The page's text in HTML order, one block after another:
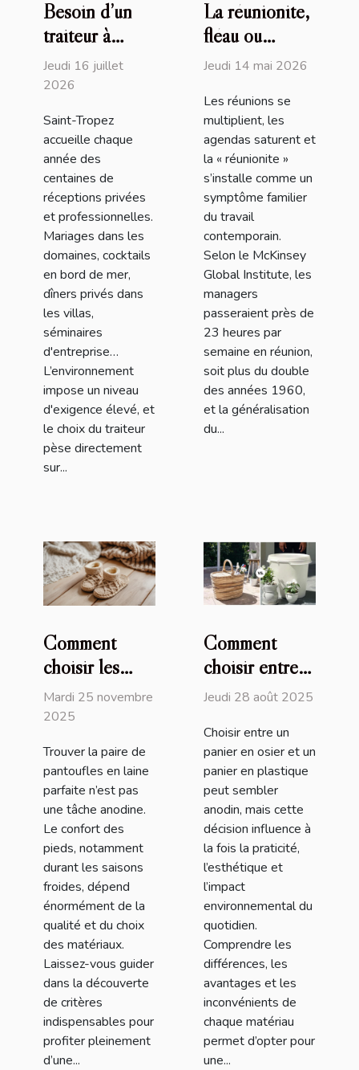
Besoin d’un
traiteur à
Saint-Tropez
(83) ? David
grand jeu !
Jeudi 16 juillet
2026
Saint-Tropez
accueille chaque
année des
centaines de
réceptions privées
et professionnelles.
Mariages dans les
domaines, cocktails
en bord de mer,
dîners privés dans
les villas,
séminaires
d'entreprise…
L’environnement
impose un niveau
d'exigence élevé, et
le choix du traiteur
pèse directement
sur...
La réunionite,
fléau ou
opportunité
leadership
moderne
Jeudi 14 mai 2026
Les réunions se
multiplient, les
agendas saturent et
la « réunionite »
s’installe comme un
symptôme familier
du travail
contemporain.
Selon le McKinsey
Global Institute, les
managers
passeraient près de
23 heures par
semaine en réunion,
soit plus du double
des années 1960,
et la généralisation
du...
Comment
choisir les
meilleures
pantoufles en
confort
optimal ?
Mardi 25 novembre
2025
Trouver la paire de
pantoufles en laine
parfaite n’est pas
une tâche anodine.
Le confort des
pieds, notamment
durant les saisons
froides, dépend
énormément de la
qualité et du choix
des matériaux.
Laissez-vous guider
dans la découverte
de critères
indispensables pour
profiter pleinement
d’une...
Comment
choisir entre
un panier en
panier en
plastique ?
Jeudi 28 août 2025
Choisir entre un
panier en osier et un
panier en plastique
peut sembler
anodin, mais cette
décision influence à
la fois la praticité,
l’esthétique et
l’impact
environnemental du
quotidien.
Comprendre les
différences, les
avantages et les
inconvénients de
chaque matériau
permet d’opter pour
une...